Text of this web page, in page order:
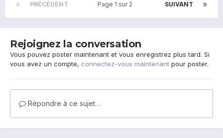
PRÉCÉDENT SUIVANT
Page 1 sur 2
Rejoignez la conversation
Vous pouvez poster maintenant et vous enregistrez plus tard. Si
vous avez un compte, connectez-vous maintenant pour poster.
Répondre à ce sujet…